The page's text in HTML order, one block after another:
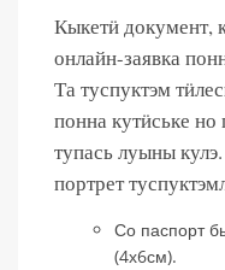
Кыкетӥ документ,
онлайн-заявка
Та туспуктэм
понна кутӥське
тупась луыны
портрет
Со паспорт
(4х6см).